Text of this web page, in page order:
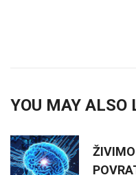
YOU MAY ALSO